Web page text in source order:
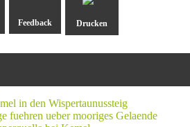
Drucken